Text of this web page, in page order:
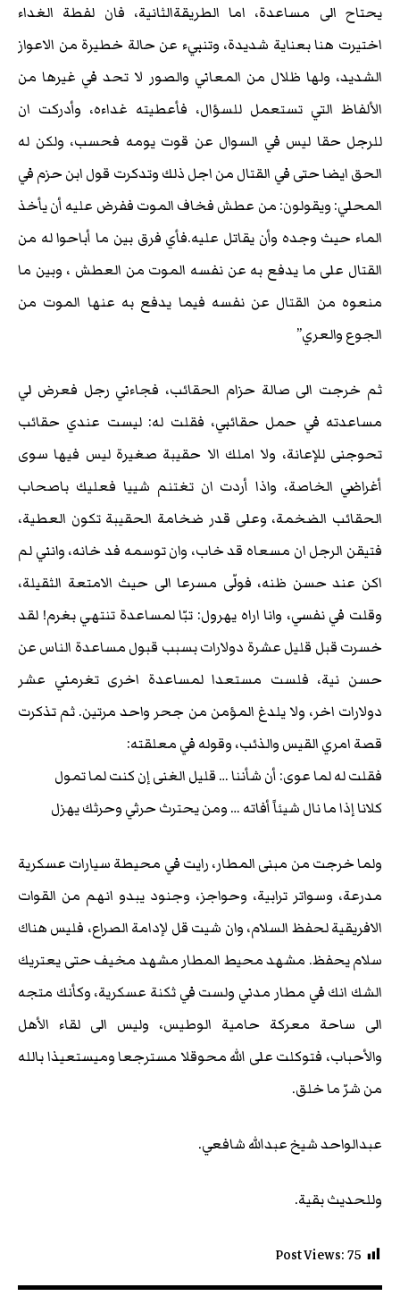
يحتاح الى مساعدة، اما الطريقةالثانية، فان لفطة الغداء
اختيرت هنا بعناية شديدة، وتنبيء عن حالة خطيرة من الاعواز
الشديد، ولها ظلال من المعاني والصور لا تحد في غيرها من
الألفاظ التي تستعمل للسؤال، فأعطيته غداءه، وأدركت ان
للرجل حقا ليس في السوال عن قوت يومه فحسب، ولكن له
الحق ايضا حتى في القتال من اجل ذلك وتدكرت قول ابن حزم في
المحلي: ويقولون: من عطش فخاف الموت ففرض عليه أن يأخذ
الماء حيث وجده وأن يقاتل عليه.فأي فرق بين ما أباحوا له من
القتال على ما يدفع به عن نفسه الموت من العطش ، وبين ما
منعوه من القتال عن نفسه فيما يدفع به عنها الموت من
الجوع والعري”
ثم خرجت الى صالة حزام الحقائب، فجاءني رجل فعرض لي
مساعدته في حمل حقائبي، فقلت له: ليست عندي حقائب
تحوجنى للإعانة، ولا املك الا حقيبة صغيرة ليس فيها سوى
أغراضي الخاصة، واذا أردت ان تغتنم شييا فعليك باصحاب
الحقائب الضخمة، وعلى قدر ضخامة الحقيبة تكون العطية،
فتيقن الرجل ان مسعاه قد خاب، وان توسمه فد خانه، وانني لم
اكن عند حسن ظنه، فولّى مسرعا الى حيث الامتعة الثقيلة،
وقلت في نفسي، وانا اراه يهرول: تبّا لمساعدة تنتهي بغرم! لقد
خسرت قبل قليل عشرة دولارات بسبب قبول مساعدة الناس عن
حسن نية، فلست مستعدا لمساعدة اخرى تغرمني عشر
دولارات اخر، ولا يلدغ المؤمن من جحر واحد مرتين. ثم تذكرت
قصة امري القيس والذئب، وقوله في معلقته:
فقلت له لما عوى: أن شأننا … قليل الغنى إن كنت لما تمول
كلانا إذا ما نال شيئاً أفاته … ومن يحترث حرثي وحرثك يهزل
ولما خرجت من مبنى المطار، رايت في محيطة سيارات عسكرية
مدرعة، وسواتر ترابية، وحواجز، وجنود يبدو انهم من القوات
الافريقية لحفظ السلام، وان شيت قل لإدامة الصراع، فليس هناك
سلام يحفظ. مشهد محيط المطار مشهد مخيف حتى يعتريك
الشك انك في مطار مدني ولست في ثكنة عسكرية، وكأنك متجه
الى ساحة معركة حامية الوطيس، وليس الى لقاء الأهل
والأحباب، فتوكلت على الله محوقلا مسترجعا وميستعيذا بالله
من شرّ ما خلق.
عبدالواحد شيخ عبدالله شافعي.
وللحديث بقية.
Post Views:75